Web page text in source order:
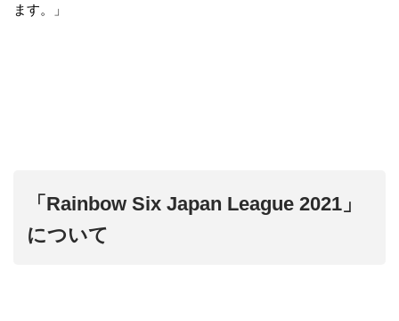
ます。」
「Rainbow Six Japan League 2021」
について